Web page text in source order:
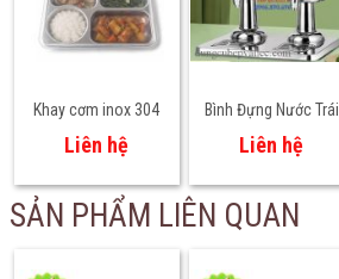
Khay cơm inox 304
cho học sinh mầm
non, tiểu học – An
toàn thực phẩm
Liên hệ
Bình Đựng Nước Trái
Cây Đôi 2 Ngăn 3L x 2
– Giải Pháp Phục Vụ
Đồ Uống Chuyên
Nghiệp
Liên hệ
SẢN PHẨM LIÊN QUAN